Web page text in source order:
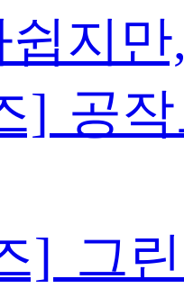
지
] 공
] 그